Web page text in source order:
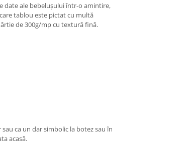
date ale bebelușului într-o amintire,
tablou este pictat cu multă
de 300g/mp cu textură fină.
ca un dar simbolic la botez sau în
acasă.